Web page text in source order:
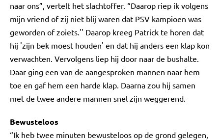
naar ons”, vertelt het slachtoffer. “Daarop riep ik volgens
mijn vriend of zij niet blij waren dat PSV kampioen was
geworden of zoiets.'' Daarop kreeg Patrick te horen dat
hij 'zijn bek moest houden' en dat hij anders een klap kon
verwachten. Vervolgens liep hij door naar de bushalte.
Daar ging een van de aangesproken mannen naar hem
toe en gaf hem een harde klap. Daarna zou hij samen
met de twee andere mannen snel zijn weggerend.
Bewusteloos
“Ik heb twee minuten bewusteloos op de grond gelegen,